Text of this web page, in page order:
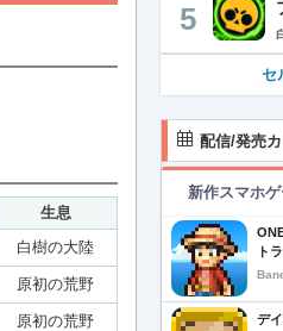
生息
白樹の大陸
原初の荒野
原初の荒野
5
セ
配信/発売
新作スマホゲ
ト
デ